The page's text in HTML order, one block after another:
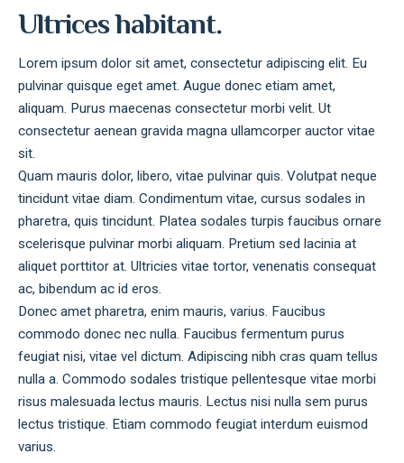
Ultrices habitant.
Lorem ipsum dolor sit amet, consectetur adipiscing elit. Eu
pulvinar quisque eget amet. Augue donec etiam amet,
aliquam. Purus maecenas consectetur morbi velit. Ut
consectetur aenean gravida magna ullamcorper auctor vitae
sit.
Quam mauris dolor, libero, vitae pulvinar quis. Volutpat neque
tincidunt vitae diam. Condimentum vitae, cursus sodales in
pharetra, quis tincidunt. Platea sodales turpis faucibus ornare
scelerisque pulvinar morbi aliquam. Pretium sed lacinia at
aliquet porttitor at. Ultricies vitae tortor, venenatis consequat
ac, bibendum ac id eros.
Donec amet pharetra, enim mauris, varius. Faucibus
commodo donec nec nulla. Faucibus fermentum purus
feugiat nisi, vitae vel dictum. Adipiscing nibh cras quam tellus
nulla a. Commodo sodales tristique pellentesque vitae morbi
risus malesuada lectus mauris. Lectus nisi nulla sem purus
lectus tristique. Etiam commodo feugiat interdum euismod
varius.